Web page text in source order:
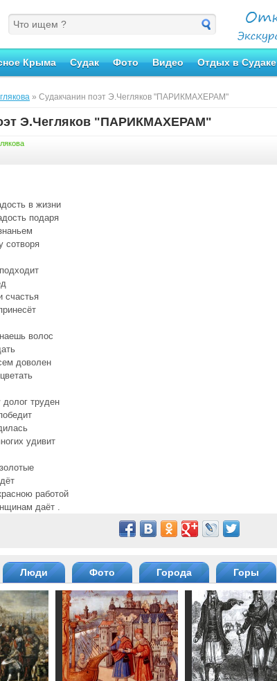
Крыма Судак Фото Видео Отдых в Судаке
» Судакчанин поэт Э.Чегляков "ПАРИКМАХЕРАМ"
Э.Чегляков "ПАРИКМАХЕРАМ"
в жизни
подаря
сотворя
счастья
волос
доволен
долог труден
удивит
работой
даёт .
Люди Фото Города Горы